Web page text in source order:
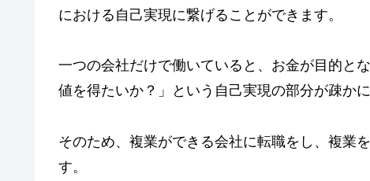
における自己実現に繋げることができます。
一つの会社だけで働いていると、お金が目的と
値を得たいか？」という自己実現の部分が疎か
そのため、複業ができる会社に転職をし、複業
す。